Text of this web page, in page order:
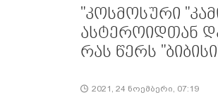
"კოსმოსური
ასტეროიდთან
რას წერს
2021, 24 ნოემბერი, 07:19